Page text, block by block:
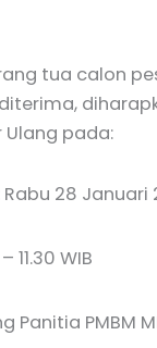
tua calon
pada:
28 Januari
11.30 WIB
Panitia PMBM